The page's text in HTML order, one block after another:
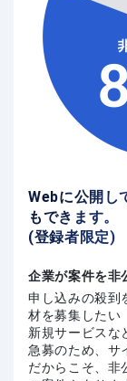
Webに公開し
もできます。
(登録者限定)
企業が案件を非
申し込みの殺到
材を募集したい
新規サービスな
急募のため、サ
だからこそ、非